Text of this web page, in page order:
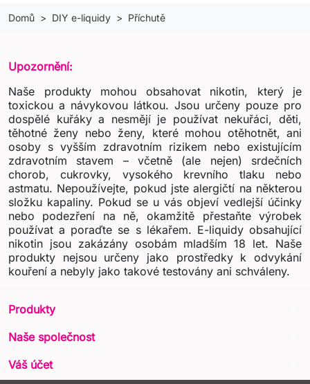
Domů DIY e-liquidy Příchutě
Upozornění:
Naše produkty mohou obsahovat nikotin, který je
toxickou a návykovou látkou. Jsou určeny pouze pro
dospělé kuřáky a nesmějí je používat nekuřáci, děti,
těhotné ženy nebo ženy, které mohou otěhotnět, ani
osoby s vyšším zdravotním rizikem nebo existujícím
zdravotním stavem – včetně (ale nejen) srdečních
chorob, cukrovky, vysokého krevního tlaku nebo
astmatu. Nepoužívejte, pokud jste alergičtí na některou
složku kapaliny. Pokud se u vás objeví vedlejší účinky
nebo podezření na ně, okamžitě přestaňte výrobek
používat a poraďte se s lékařem. E-liquidy obsahující
nikotin jsou zakázány osobám mladším 18 let. Naše
produkty nejsou určeny jako prostředky k odvykání
kouření a nebyly jako takové testovány ani schváleny.
Produkty
Naše společnost
Váš účet